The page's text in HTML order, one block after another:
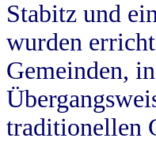
Stabitz und
wurden
Gemeinden,
traditionellen